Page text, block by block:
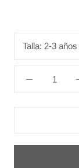
Talla: 2-3 años